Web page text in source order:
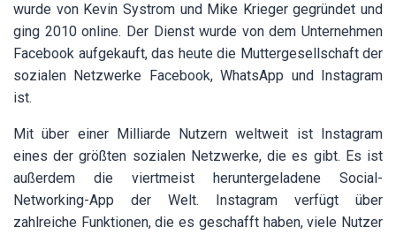
wurde von Kevin Systrom und Mike Krieger gegründet und
ging 2010 online. Der Dienst wurde von dem Unternehmen
Facebook aufgekauft, das heute die Muttergesellschaft der
sozialen Netzwerke Facebook, WhatsApp und Instagram
ist.
Mit über einer Milliarde Nutzern weltweit ist Instagram
eines der größten sozialen Netzwerke, die es gibt. Es ist
außerdem die viertmeist heruntergeladene Social-
Networking-App der Welt. Instagram verfügt über
zahlreiche Funktionen, die es geschafft haben, viele Nutzer